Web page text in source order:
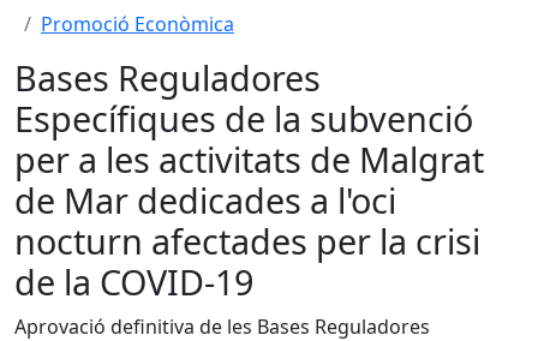
Promoció Econòmica
Bases Reguladores
Específiques de la subvenció
per a les activitats de Malgrat
de Mar dedicades a l'oci
nocturn afectades per la crisi
de la COVID-19
Aprovació definitiva de les Bases Reguladores